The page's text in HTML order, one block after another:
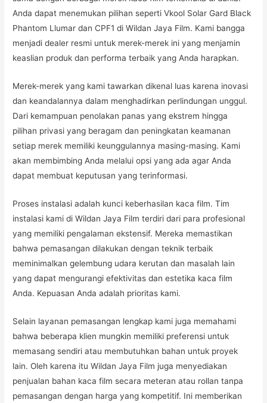
Anda dapat menemukan pilihan seperti Vkool Solar Gard Black
Phantom Llumar dan CPF1 di Wildan Jaya Film. Kami bangga
menjadi dealer resmi untuk merek-merek ini yang menjamin
keaslian produk dan performa terbaik yang Anda harapkan.
Merek-merek yang kami tawarkan dikenal luas karena inovasi
dan keandalannya dalam menghadirkan perlindungan unggul.
Dari kemampuan penolakan panas yang ekstrem hingga
pilihan privasi yang beragam dan peningkatan keamanan
setiap merek memiliki keunggulannya masing-masing. Kami
akan membimbing Anda melalui opsi yang ada agar Anda
dapat membuat keputusan yang terinformasi.
Proses instalasi adalah kunci keberhasilan kaca film. Tim
instalasi kami di Wildan Jaya Film terdiri dari para profesional
yang memiliki pengalaman ekstensif. Mereka memastikan
bahwa pemasangan dilakukan dengan teknik terbaik
meminimalkan gelembung udara kerutan dan masalah lain
yang dapat mengurangi efektivitas dan estetika kaca film
Anda. Kepuasan Anda adalah prioritas kami.
Selain layanan pemasangan lengkap kami juga memahami
bahwa beberapa klien mungkin memiliki preferensi untuk
memasang sendiri atau membutuhkan bahan untuk proyek
lain. Oleh karena itu Wildan Jaya Film juga menyediakan
penjualan bahan kaca film secara meteran atau rollan tanpa
pemasangan dengan harga yang kompetitif. Ini memberikan